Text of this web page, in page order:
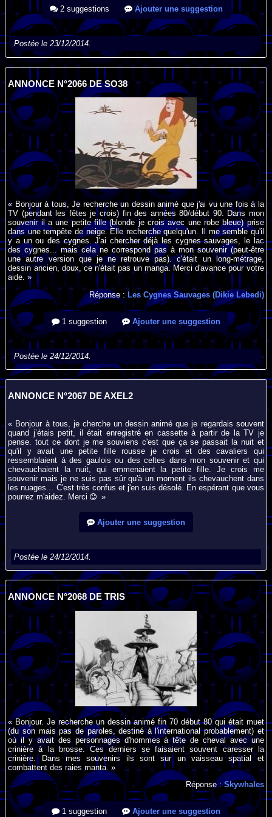
2 suggestions Ajouter une suggestion
Postée le 23/12/2014.
ANNONCE N°2066 DE SO38
« Bonjour à tous, Je recherche un dessin animé que j'ai vu une fois à la
TV (pendant les fêtes je crois) fin des années 80/début 90. Dans mon
souvenir il a une petite fille (blonde je crois avec une robe bleue) prise
dans une tempête de neige. Elle recherche quelqu'un. Il me semble qu'il
y a un ou des cygnes. J'ai chercher déjà les cygnes sauvages, le lac
des cygnes... mais cela ne correspond pas à mon souvenir (peut-être
une autre version que je ne retrouve pas). c'était un long-métrage,
dessin ancien, doux, ce n'était pas un manga. Merci d'avance pour votre
aide. »
Réponse : Les Cygnes Sauvages (Dikie Lebedi)
1 suggestion Ajouter une suggestion
Postée le 24/12/2014.
ANNONCE N°2067 DE AXEL2
« Bonjour à tous, je cherche un dessin animé que je regardais souvent
quand j’étais petit, il était enregistré en cassette à partir de la TV je
pense. tout ce dont je me souviens c'est que ça se passait la nuit et
qu'il y avait une petite fille rousse je crois et des cavaliers qui
ressemblaient à des gaulois ou des celtes dans mon souvenir et qui
chevauchaient la nuit, qui emmenaient la petite fille. Je crois me
souvenir mais je ne suis pas sûr qu'à un moment ils chevauchent dans
les nuages... C'est très confus et j'en suis désolé. En espérant que vous
pourrez m'aidez. Merci
»
Ajouter une suggestion
Postée le 24/12/2014.
ANNONCE N°2068 DE TRIS
« Bonjour. Je recherche un dessin animé fin 70 début 80 qui était muet
(du son mais pas de paroles, destiné à l'international probablement) et
où il y avait des personnages d'hommes à tête de cheval avec une
crinière à la brosse. Ces derniers se faisaient souvent caresser la
crinière. Dans mes souvenirs ils sont sur un vaisseau spatial et
combattent des raies manta. »
Réponse :Skywhales
1 suggestion Ajouter une suggestion